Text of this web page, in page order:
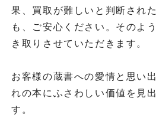
果、買取が難しいと判断され
も、ご安心ください。そのよ
き取りさせていただきます。
お客様の蔵書への愛情と思い
れの本にふさわしい価値を見
す。